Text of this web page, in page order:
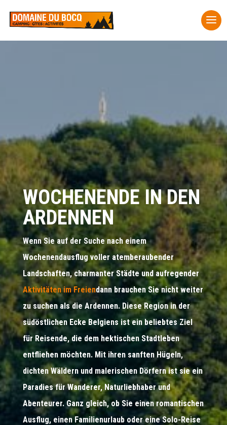
WOCHENENDE IN DEN
ARDENNEN
Wenn Sie auf der Suche nach einem
Wochenendausflug voller atemberaubender
Landschaften, charmanter Städte und aufregender
Aktivitäten im Freiendann brauchen Sie nicht weiter
zu suchen als die Ardennen. Diese Region in der
südöstlichen Ecke Belgiens ist ein beliebtes Ziel
für Reisende, die dem hektischen Stadtleben
entfliehen möchten. Mit ihren sanften Hügeln,
dichten Wäldern und malerischen Dörfern ist sie ein
Paradies für Wanderer, Naturliebhaber und
Abenteurer. Ganz gleich, ob Sie einen romantischen
Ausflug, einen Familienurlaub oder eine Solo-Reise